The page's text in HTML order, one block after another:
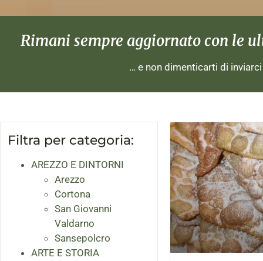
Rimani sempre aggiornato con le
… e non dimenticarti di
Filtra per categoria:
AREZZO E DINTORNI
Arezzo
Cortona
San Giovanni
Valdarno
Sansepolcro
ARTE E STORIA